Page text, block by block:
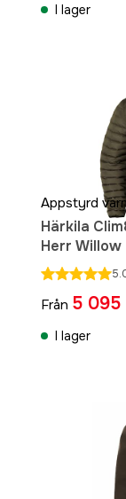
I lager
Appstyrd
Härkila
Herr Willow
Från 5 095
I lager